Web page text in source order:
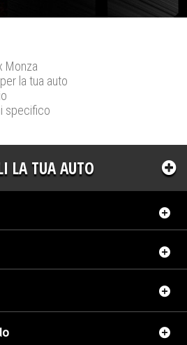
Monza
la tua auto
specifico
LA TUA AUTO